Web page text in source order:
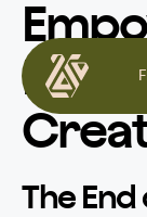
Aller
contenu
The